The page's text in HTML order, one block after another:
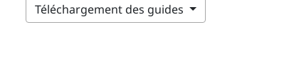
Téléchargement des guides